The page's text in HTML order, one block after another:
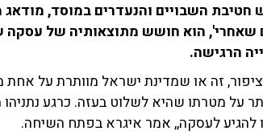
חטיבת השבויים והנעדרים במוסד,
שאחרי', הוא חושש מתוצאותיה של עסקה
זה או שמדינת ישראל מוותרת על
על מטרתו שהיא לשלוט בעזה. כרגע
להגיע לעסקה,, אמר איגרא בפתח השיחה.